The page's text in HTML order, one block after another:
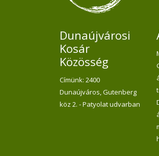
Dunaújvárosi
Kosár
Közösség
Címünk: 2400
Dunaújváros, Gutenberg
köz 2. - Patyolat udvarban